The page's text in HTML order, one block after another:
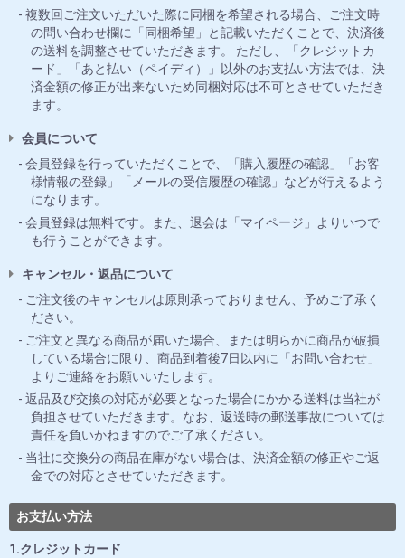
複数回ご注文いただいた際に同梱を希望される場合、ご注文時
の問い合わせ欄に「同梱希望」と記載いただくことで、決済後
の送料を調整させていただきます。 ただし、「クレジットカ
ード」「あと払い（ペイディ）」以外のお支払い方法では、決
済金額の修正が出来ないため同梱対応は不可とさせていただき
ます。
会員について
会員登録を行っていただくことで、「購入履歴の確認」「お客
様情報の登録」「メールの受信履歴の確認」などが行えるよう
になります。
会員登録は無料です。また、退会は「マイページ」よりいつで
も行うことができます。
キャンセル・返品について
ご注文後のキャンセルは原則承っておりません、予めご了承く
ださい。
ご注文と異なる商品が届いた場合、または明らかに商品が破損
している場合に限り、商品到着後7日以内に「お問い合わせ」
よりご連絡をお願いいたします。
返品及び交換の対応が必要となった場合にかかる送料は当社が
負担させていただきます。なお、返送時の郵送事故については
責任を負いかねますのでご了承ください。
当社に交換分の商品在庫がない場合は、決済金額の修正やご返
金での対応とさせていただきます。
お支払い方法
1.クレジットカード